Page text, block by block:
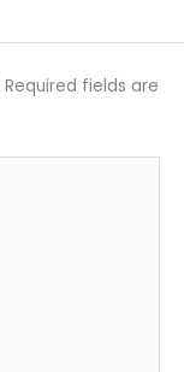
Required fields are